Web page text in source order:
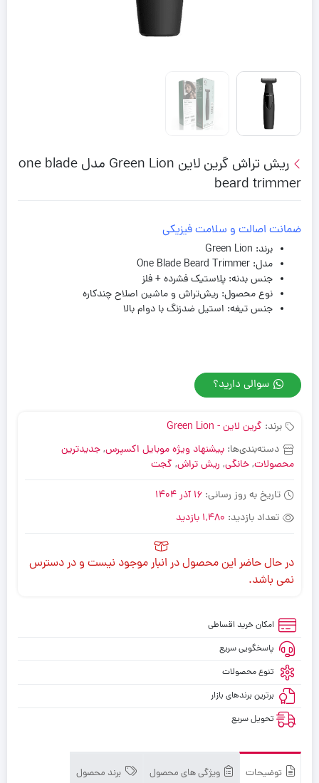
ریش تراش گرین لاین Green Lion مدل one blade
beard trimmer
ضمانت اصالت و سلامت فیزیکی
برند: Green Lion
مدل: One Blade Beard Trimmer
جنس بدنه: پلاستیک فشرده + فلز
نوع محصول: ریش‌تراش و ماشین اصلاح چندکاره
جنس تیغه: استیل ضدزنگ با دوام بالا
سوالی دارید؟
برند: گرین لاین - Green Lion
دسته‌بندی‌ها: پیشنهاد ویژه موبایل اکسپرس,جدیدترین
محصولات,خانگی, ریش تراش, گجت
تاریخ به روز رسانی: 16 آذر 1404
تعداد بازدید: 1,480 بازدید
در حال حاضر این محصول در انبار موجود نیست و در دسترس
نمی باشد.
امکان خرید اقساطی
پاسخگویی سریع
تنوع محصولات
برترین برندهای بازار
تحویل سریع
توضیحات ویژگی های محصول برند محصول